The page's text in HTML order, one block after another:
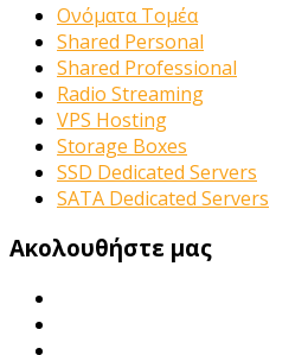
Ονόματα Τομέα
Shared Personal
Shared Professional
Radio Streaming
VPS Hosting
Storage Boxes
SSD Dedicated Servers
SATA Dedicated Servers
Ακολουθήστε μας